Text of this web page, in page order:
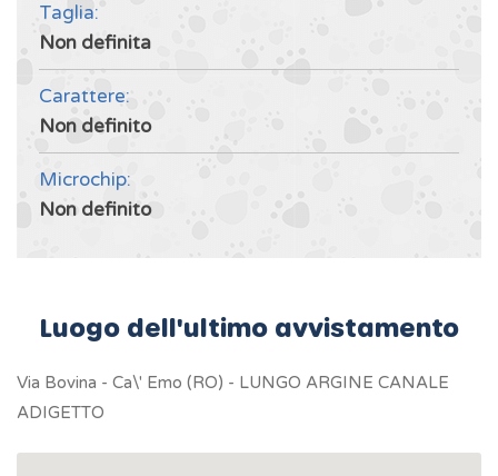
Taglia:
Non definita
Carattere:
Non definito
Microchip:
Non definito
Luogo dell'ultimo avvistamento
Via Bovina - Ca\' Emo (RO) - LUNGO ARGINE CANALE
ADIGETTO